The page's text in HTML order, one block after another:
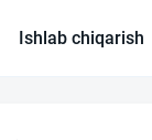
Ishlab chiqarish